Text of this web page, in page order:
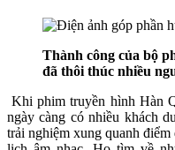
Thành công của bộ
đã thôi thúc nhiều
Khi phim truyền hình Hàn
ngày càng có nhiều khách
trải nghiệm xung quanh